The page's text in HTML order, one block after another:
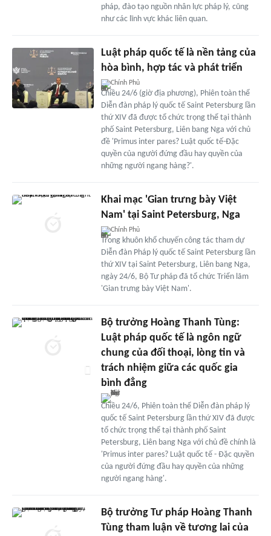
pháp, đào tạo nguồn nhân lực pháp lý, cũng
như các lĩnh vực khác liên quan.
Luật pháp quốc tế là nền tảng của
hòa bình, hợp tác và phát triển
Chính Phủ
Chiều 24/6 (giờ địa phương), Phiên toàn thể
Diễn đàn pháp lý quốc tế Saint Petersburg lần
thứ XIV đã được tổ chức trọng thể tại thành
phố Saint Petersburg, Liên bang Nga với chủ
đề 'Primus inter pares? Luật quốc tế-Đặc
quyền của người đứng đầu hay quyền của
những người ngang hàng?'.
Khai mạc 'Gian trưng bày Việt
Nam' tại Saint Petersburg, Nga
Chính Phủ
Trong khuôn khổ chuyến công tác tham dự
Diễn đàn Pháp lý quốc tế Saint Petersburg lần
thứ XIV tại Saint Petersburg, Liên bang Nga,
ngày 24/6, Bộ Tư pháp đã tổ chức Triển lãm
'Gian trưng bày Việt Nam'.
Bộ trưởng Hoàng Thanh Tùng:
Luật pháp quốc tế là ngôn ngữ
chung của đối thoại, lòng tin và
trách nhiệm giữa các quốc gia
bình đẳng
Chiều 24/6, Phiên toàn thể Diễn đàn pháp lý
quốc tế Saint Petersburg lần thứ XIV đã được
tổ chức trọng thể tại thành phố Saint
Petersburg, Liên bang Nga với chủ đề chính là
'Primus inter pares? Luật quốc tế - Đặc quyền
của người đứng đầu hay quyền của những
người ngang hàng'.
Bộ trưởng Tư pháp Hoàng Thanh
Tùng tham luận về tương lai của